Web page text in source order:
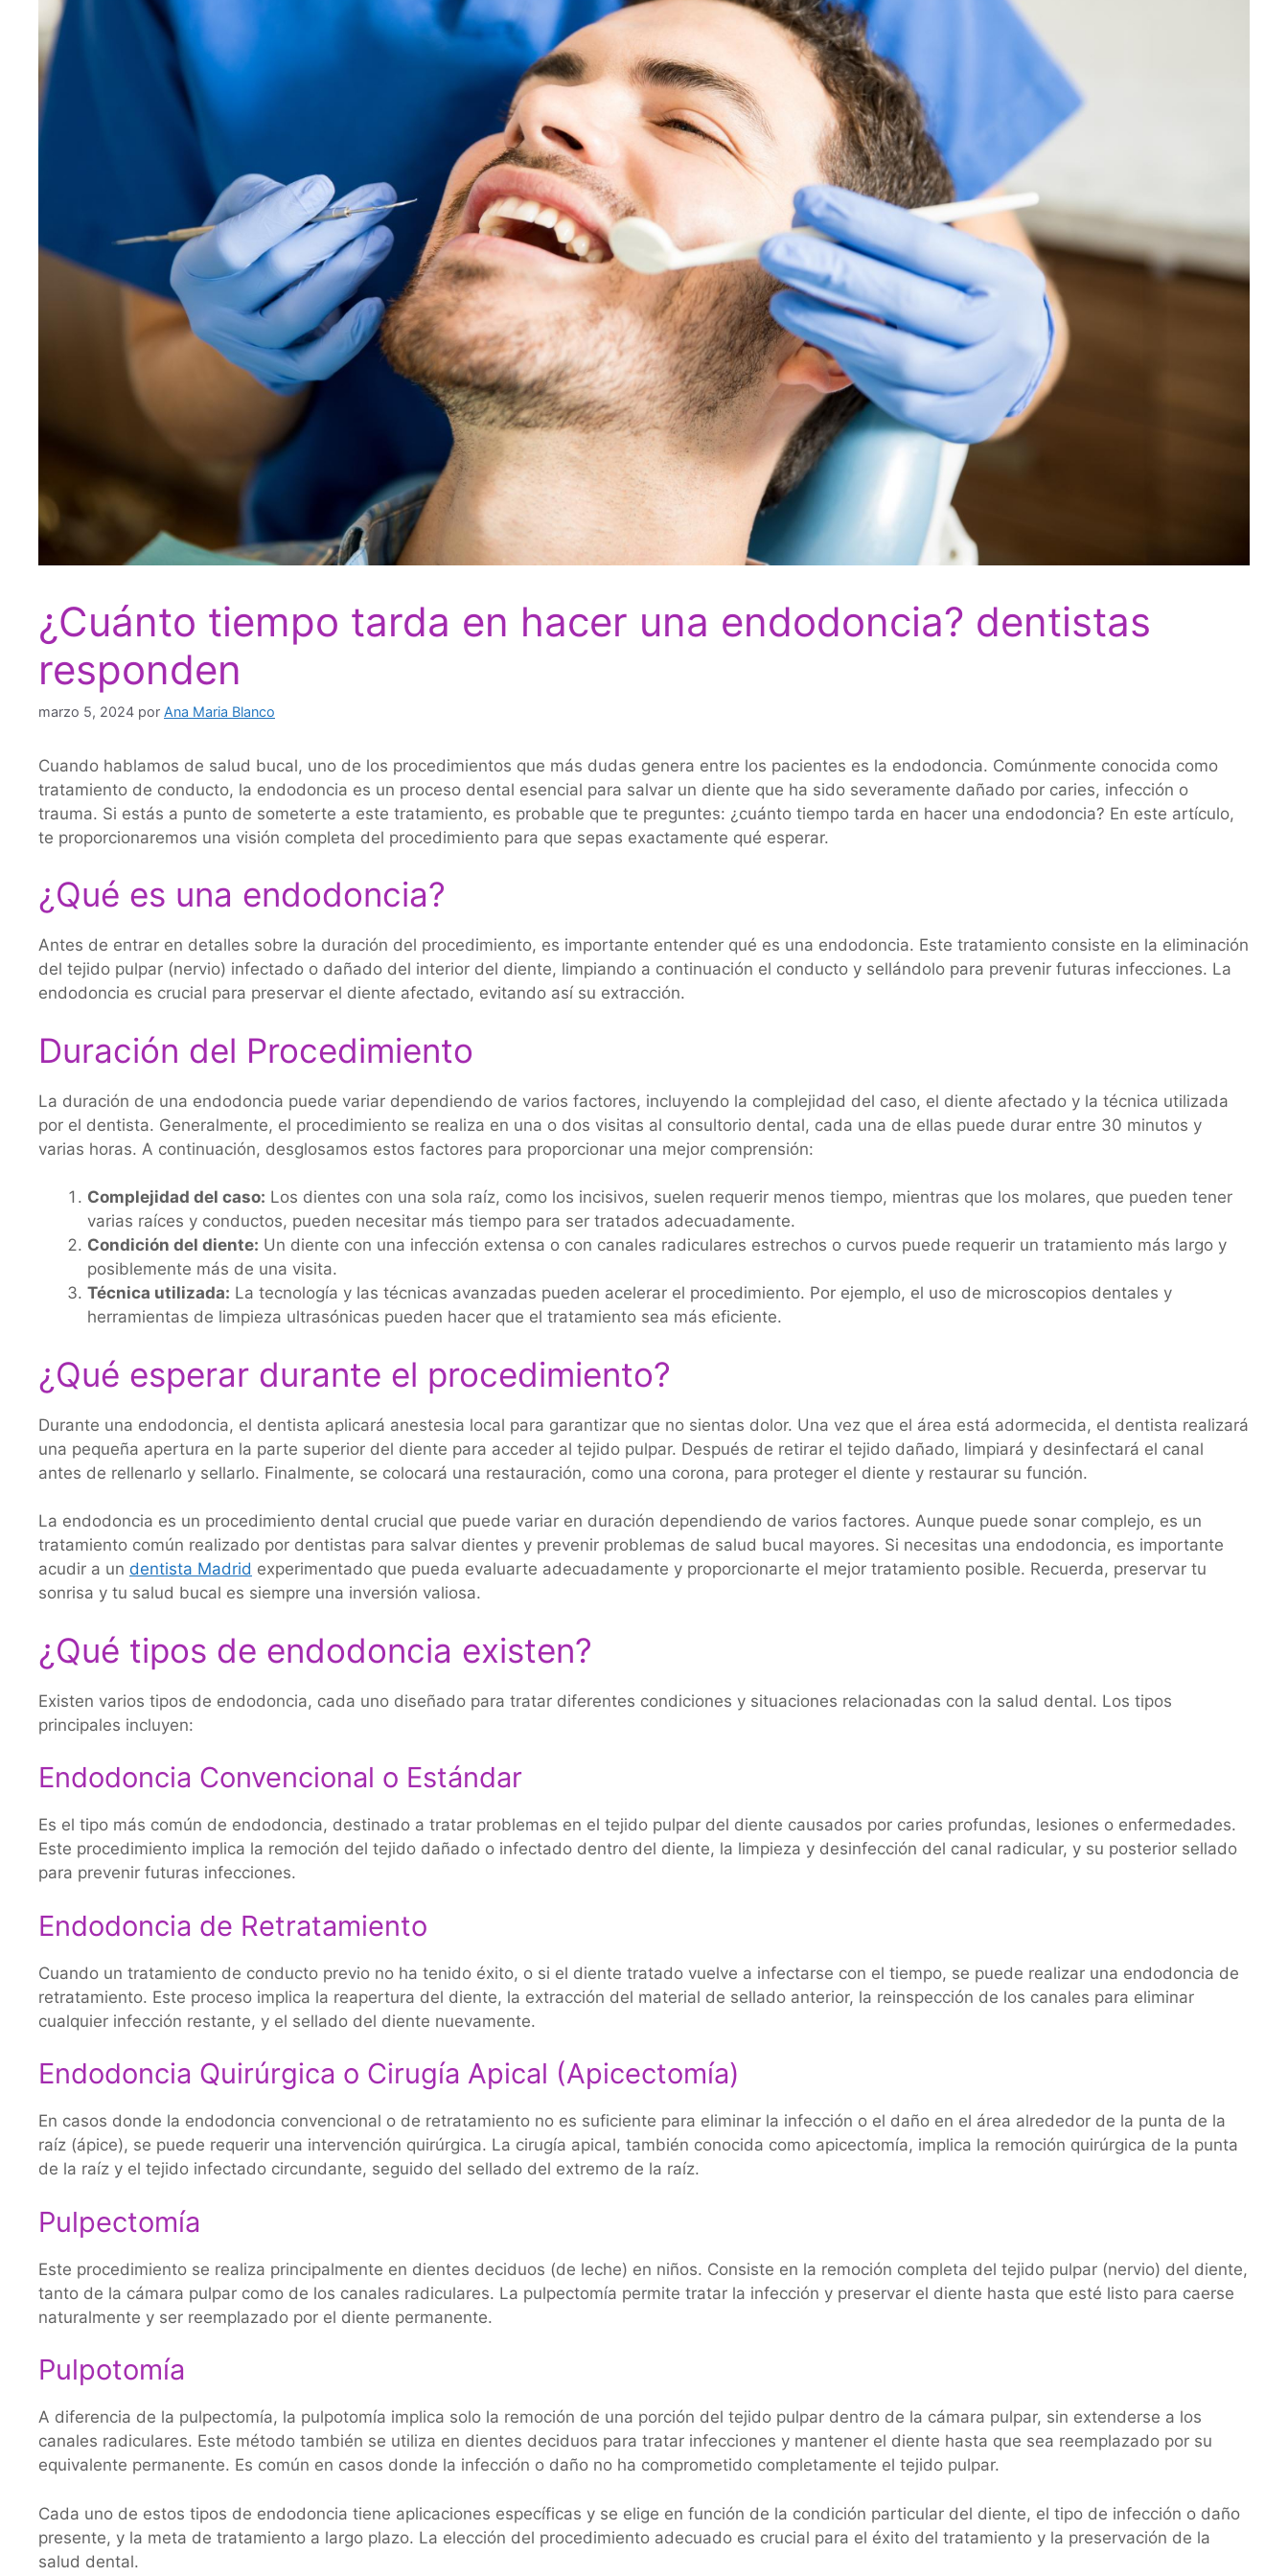
¿Cuánto tiempo tarda en hacer una endodoncia? dentistas
responden
marzo 5, 2024 por Ana Maria Blanco
Cuando hablamos de salud bucal, uno de los procedimientos que más dudas genera entre los pacientes es la endodoncia. Comúnmente conocida como
tratamiento de conducto, la endodoncia es un proceso dental esencial para salvar un diente que ha sido severamente dañado por caries, infección o
trauma. Si estás a punto de someterte a este tratamiento, es probable que te preguntes: ¿cuánto tiempo tarda en hacer una endodoncia? En este artículo,
te proporcionaremos una visión completa del procedimiento para que sepas exactamente qué esperar.
¿Qué es una endodoncia?
Antes de entrar en detalles sobre la duración del procedimiento, es importante entender qué es una endodoncia. Este tratamiento consiste en la eliminación
del tejido pulpar (nervio) infectado o dañado del interior del diente, limpiando a continuación el conducto y sellándolo para prevenir futuras infecciones. La
endodoncia es crucial para preservar el diente afectado, evitando así su extracción.
Duración del Procedimiento
La duración de una endodoncia puede variar dependiendo de varios factores, incluyendo la complejidad del caso, el diente afectado y la técnica utilizada
por el dentista. Generalmente, el procedimiento se realiza en una o dos visitas al consultorio dental, cada una de ellas puede durar entre 30 minutos y
varias horas. A continuación, desglosamos estos factores para proporcionar una mejor comprensión:
Complejidad del caso: Los dientes con una sola raíz, como los incisivos, suelen requerir menos tiempo, mientras que los molares, que pueden tener
varias raíces y conductos, pueden necesitar más tiempo para ser tratados adecuadamente.
Condición del diente: Un diente con una infección extensa o con canales radiculares estrechos o curvos puede requerir un tratamiento más largo y
posiblemente más de una visita.
Técnica utilizada: La tecnología y las técnicas avanzadas pueden acelerar el procedimiento. Por ejemplo, el uso de microscopios dentales y
herramientas de limpieza ultrasónicas pueden hacer que el tratamiento sea más eficiente.
¿Qué esperar durante el procedimiento?
Durante una endodoncia, el dentista aplicará anestesia local para garantizar que no sientas dolor. Una vez que el área está adormecida, el dentista realizará
una pequeña apertura en la parte superior del diente para acceder al tejido pulpar. Después de retirar el tejido dañado, limpiará y desinfectará el canal
antes de rellenarlo y sellarlo. Finalmente, se colocará una restauración, como una corona, para proteger el diente y restaurar su función.
La endodoncia es un procedimiento dental crucial que puede variar en duración dependiendo de varios factores. Aunque puede sonar complejo, es un
tratamiento común realizado por dentistas para salvar dientes y prevenir problemas de salud bucal mayores. Si necesitas una endodoncia, es importante
acudir a un dentista Madrid experimentado que pueda evaluarte adecuadamente y proporcionarte el mejor tratamiento posible. Recuerda, preservar tu
sonrisa y tu salud bucal es siempre una inversión valiosa.
¿Qué tipos de endodoncia existen?
Existen varios tipos de endodoncia, cada uno diseñado para tratar diferentes condiciones y situaciones relacionadas con la salud dental. Los tipos
principales incluyen:
Endodoncia Convencional o Estándar
Es el tipo más común de endodoncia, destinado a tratar problemas en el tejido pulpar del diente causados por caries profundas, lesiones o enfermedades.
Este procedimiento implica la remoción del tejido dañado o infectado dentro del diente, la limpieza y desinfección del canal radicular, y su posterior sellado
para prevenir futuras infecciones.
Endodoncia de Retratamiento
Cuando un tratamiento de conducto previo no ha tenido éxito, o si el diente tratado vuelve a infectarse con el tiempo, se puede realizar una endodoncia de
retratamiento. Este proceso implica la reapertura del diente, la extracción del material de sellado anterior, la reinspección de los canales para eliminar
cualquier infección restante, y el sellado del diente nuevamente.
Endodoncia Quirúrgica o Cirugía Apical (Apicectomía)
En casos donde la endodoncia convencional o de retratamiento no es suficiente para eliminar la infección o el daño en el área alrededor de la punta de la
raíz (ápice), se puede requerir una intervención quirúrgica. La cirugía apical, también conocida como apicectomía, implica la remoción quirúrgica de la punta
de la raíz y el tejido infectado circundante, seguido del sellado del extremo de la raíz.
Pulpectomía
Este procedimiento se realiza principalmente en dientes deciduos (de leche) en niños. Consiste en la remoción completa del tejido pulpar (nervio) del diente,
tanto de la cámara pulpar como de los canales radiculares. La pulpectomía permite tratar la infección y preservar el diente hasta que esté listo para caerse
naturalmente y ser reemplazado por el diente permanente.
Pulpotomía
A diferencia de la pulpectomía, la pulpotomía implica solo la remoción de una porción del tejido pulpar dentro de la cámara pulpar, sin extenderse a los
canales radiculares. Este método también se utiliza en dientes deciduos para tratar infecciones y mantener el diente hasta que sea reemplazado por su
equivalente permanente. Es común en casos donde la infección o daño no ha comprometido completamente el tejido pulpar.
Cada uno de estos tipos de endodoncia tiene aplicaciones específicas y se elige en función de la condición particular del diente, el tipo de infección o daño
presente, y la meta de tratamiento a largo plazo. La elección del procedimiento adecuado es crucial para el éxito del tratamiento y la preservación de la
salud dental.